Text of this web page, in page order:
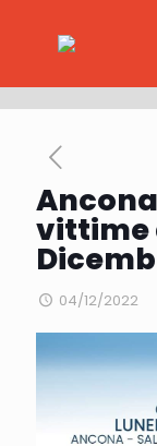
vittime
04/12/2022